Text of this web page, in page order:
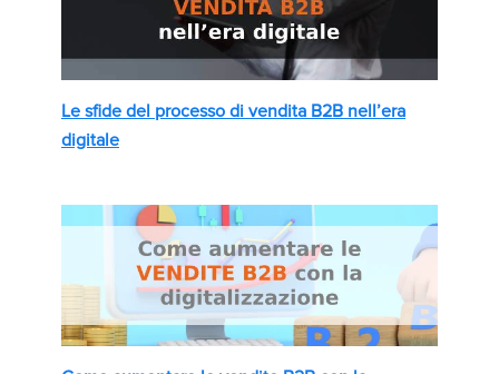
Le sfide del processo di vendita B2B nell’era
digitale